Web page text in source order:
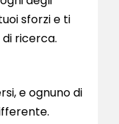
sforzi e ti
ricerca.
e ognuno di